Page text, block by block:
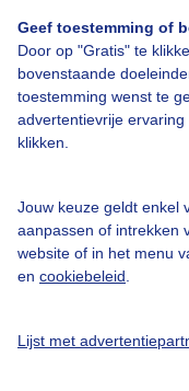
Geef toestemming of
Door op "Gratis" te
bovenstaande
toestemming wenst te
advertentievrije ervaring
klikken.
Jouw keuze geldt enkel
aanpassen of intrekken
website of in het menu
en cookiebeleid
Lijst met
Adverteren
Buienradar Team
Privacy beleid
Privacy instellingen
Gratis weerdata
Buienradar